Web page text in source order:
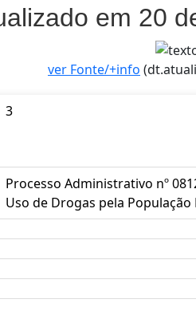
em 20
ver Fonte/+info
3
Processo Administrativo nº
Uso de Drogas pela População